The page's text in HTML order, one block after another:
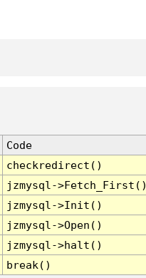
Code
checkredirect()
jzmysql-
jzmysql->Init()
jzmysql->Open()
jzmysql->halt()
break()